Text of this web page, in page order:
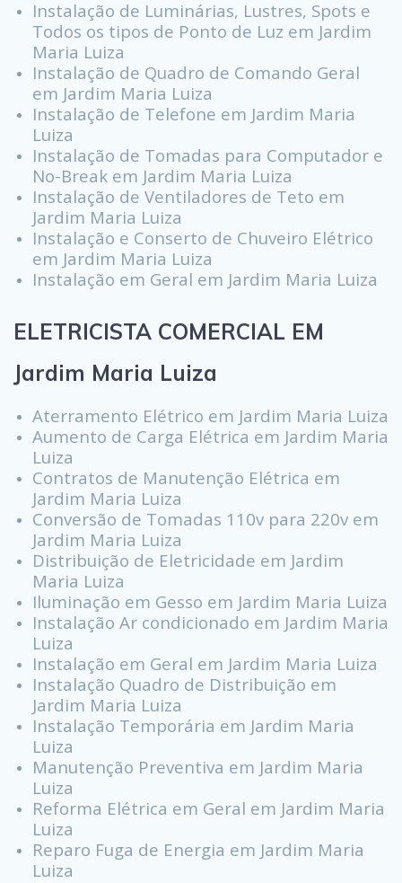
Instalação de Luminárias, Lustres, Spots e
Todos os tipos de Ponto de Luz em Jardim
Maria Luiza
Instalação de Quadro de Comando Geral
em Jardim Maria Luiza
Instalação de Telefone em Jardim Maria
Luiza
Instalação de Tomadas para Computador e
No-Break em Jardim Maria Luiza
Instalação de Ventiladores de Teto em
Jardim Maria Luiza
Instalação e Conserto de Chuveiro Elétrico
em Jardim Maria Luiza
Instalação em Geral em Jardim Maria Luiza
ELETRICISTA COMERCIAL EM
Jardim Maria Luiza
Aterramento Elétrico em Jardim Maria Luiza
Aumento de Carga Elétrica em Jardim Maria
Luiza
Contratos de Manutenção Elétrica em
Jardim Maria Luiza
Conversão de Tomadas 110v para 220v em
Jardim Maria Luiza
Distribuição de Eletricidade em Jardim
Maria Luiza
Iluminação em Gesso em Jardim Maria Luiza
Instalação Ar condicionado em Jardim Maria
Luiza
Instalação em Geral em Jardim Maria Luiza
Instalação Quadro de Distribuição em
Jardim Maria Luiza
Instalação Temporária em Jardim Maria
Luiza
Manutenção Preventiva em Jardim Maria
Luiza
Reforma Elétrica em Geral em Jardim Maria
Luiza
Reparo Fuga de Energia em Jardim Maria
Luiza